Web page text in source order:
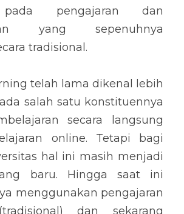
pengajaran dan
yang sepenuhnya
tradisional.
telah lama dikenal lebih
salah satu konstituennya
secara langsung
online. Tetapi bagi
hal ini masih menjadi
baru. Hingga saat ini
menggunakan pengajaran
dan sekarang